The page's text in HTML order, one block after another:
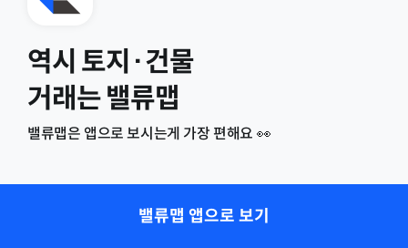
역시 토지·건물
거래는 밸류맵
밸류맵은 앱으로 보시는게 가장 편해요 👀
밸류맵 앱으로 보기